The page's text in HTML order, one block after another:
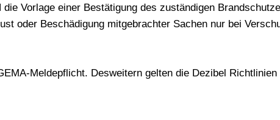
Vorlage einer Bestätigung des zuständigen
oder Beschädigung mitgebrachter Sachen nur bei
Meldepflicht. Desweitern gelten die Dezibel